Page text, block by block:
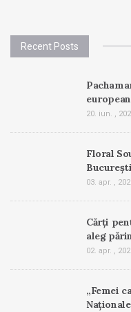
Recent Posts
20. iun. ,
Floral
03. apr. ,
Cărți
aleg
02. apr. ,
„Femei